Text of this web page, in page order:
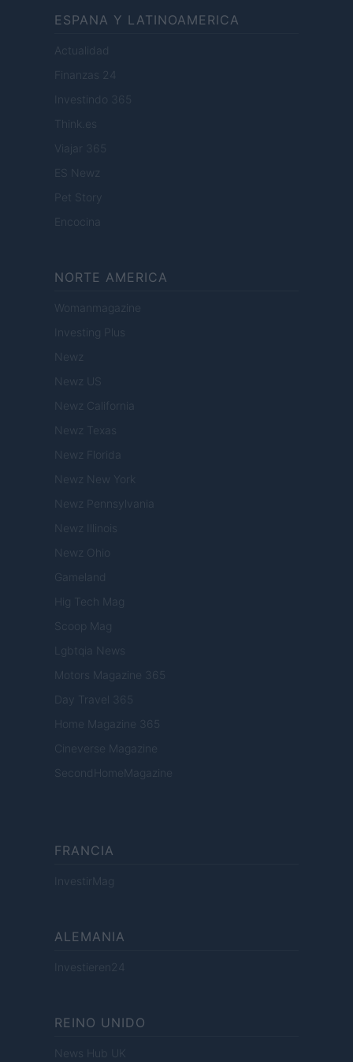
ESPANA Y LATINOAMERICA
Actualidad
Finanzas 24
Investindo 365
Think.es
Viajar 365
ES Newz
Pet Story
Encocina
NORTE AMERICA
Womanmagazine
Investing Plus
Newz
Newz US
Newz California
Newz Texas
Newz Florida
Newz New York
Newz Pennsylvania
Newz Illinois
Newz Ohio
Gameland
Hig Tech Mag
Scoop Mag
Lgbtqia News
Motors Magazine 365
Day Travel 365
Home Magazine 365
Cineverse Magazine
SecondHomeMagazine
FRANCIA
InvestirMag
ALEMANIA
Investieren24
REINO UNIDO
News Hub UK